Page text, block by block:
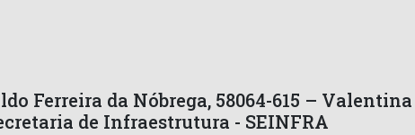
Ferreira da Nóbrega, 58064-615 – Valentina
de Infraestrutura - SEINFRA